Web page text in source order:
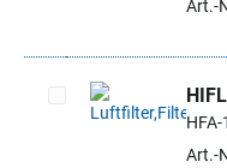
Art.-
Artikel auswählenArt.-